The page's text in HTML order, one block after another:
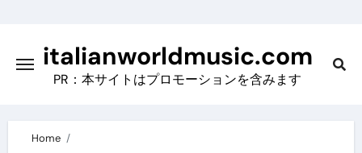
contentitalianworldmusic.com
PR：本サイトはプロモーションを含みます
Home